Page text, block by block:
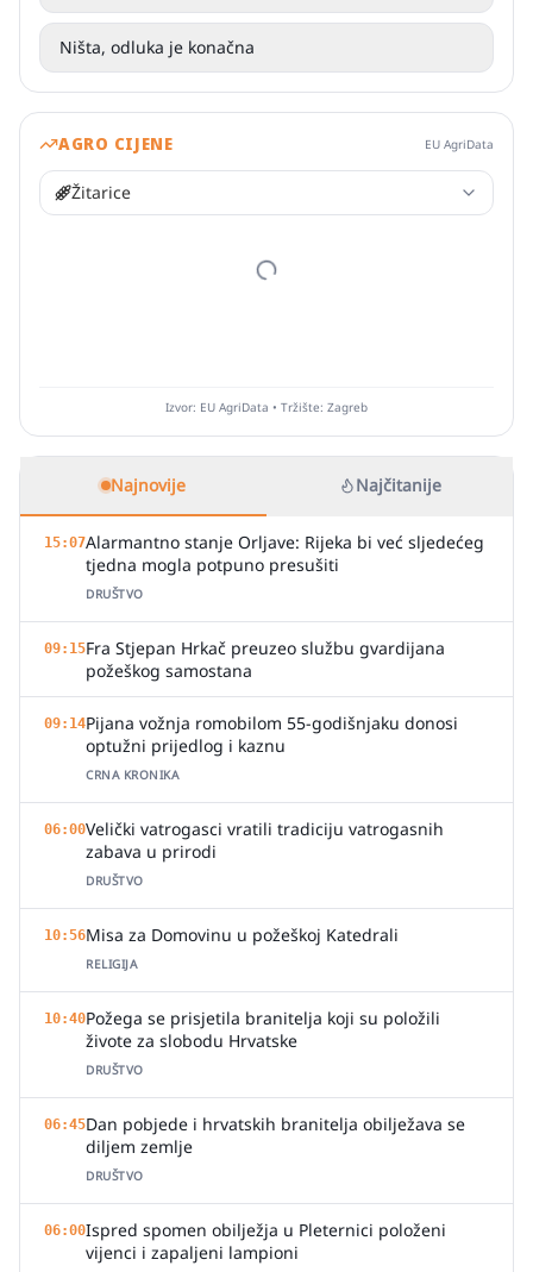
Ništa, odluka je konačna
AGRO CIJENE EU AgriData
Žitarice
Izvor: EU AgriData • Tržište: Zagreb
Najnovije Najčitanije
15:07Alarmantno stanje Orljave: Rijeka bi već sljedećeg
tjedna mogla potpuno presušiti
DRUŠTVO
09:15Fra Stjepan Hrkač preuzeo službu gvardijana
požeškog samostana
09:14Pijana vožnja romobilom 55-godišnjaku donosi
optužni prijedlog i kaznu
CRNA KRONIKA
06:00Velički vatrogasci vratili tradiciju vatrogasnih
zabava u prirodi
DRUŠTVO
10:56Misa za Domovinu u požeškoj Katedrali
RELIGIJA
10:40Požega se prisjetila branitelja koji su položili
živote za slobodu Hrvatske
DRUŠTVO
06:45Dan pobjede i hrvatskih branitelja obilježava se
diljem zemlje
DRUŠTVO
06:00Ispred spomen obilježja u Pleternici položeni
vijenci i zapaljeni lampioni